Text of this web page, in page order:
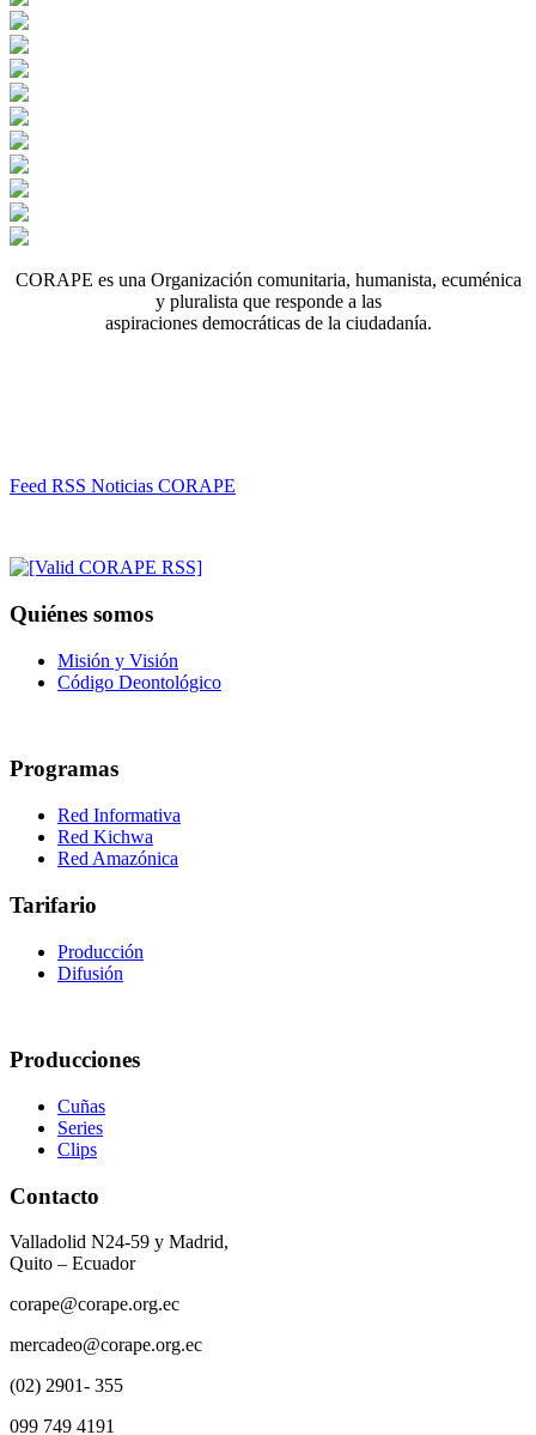
CORAPE es una Organización comunitaria, humanista, ecuménica
y pluralista que responde a las
aspiraciones democráticas de la ciudadanía.
Feed RSS Noticias CORAPE
Quiénes somos
Misión y Visión
Código Deontológico
Programas
Red Informativa
Red Kichwa
Red Amazónica
Tarifario
Producción
Difusión
Producciones
Cuñas
Series
Clips
Contacto
Valladolid N24-59 y Madrid,
Quito – Ecuador
corape@corape.org.ec
mercadeo@corape.org.ec
(02) 2901- 355
099 749 4191